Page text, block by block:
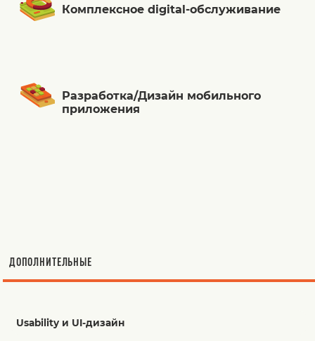
Комплексное digital-обслуживание
Разработка/Дизайн мобильного
приложения
ДОПОЛНИТЕЛЬНЫЕ
Usability и UI-дизайн